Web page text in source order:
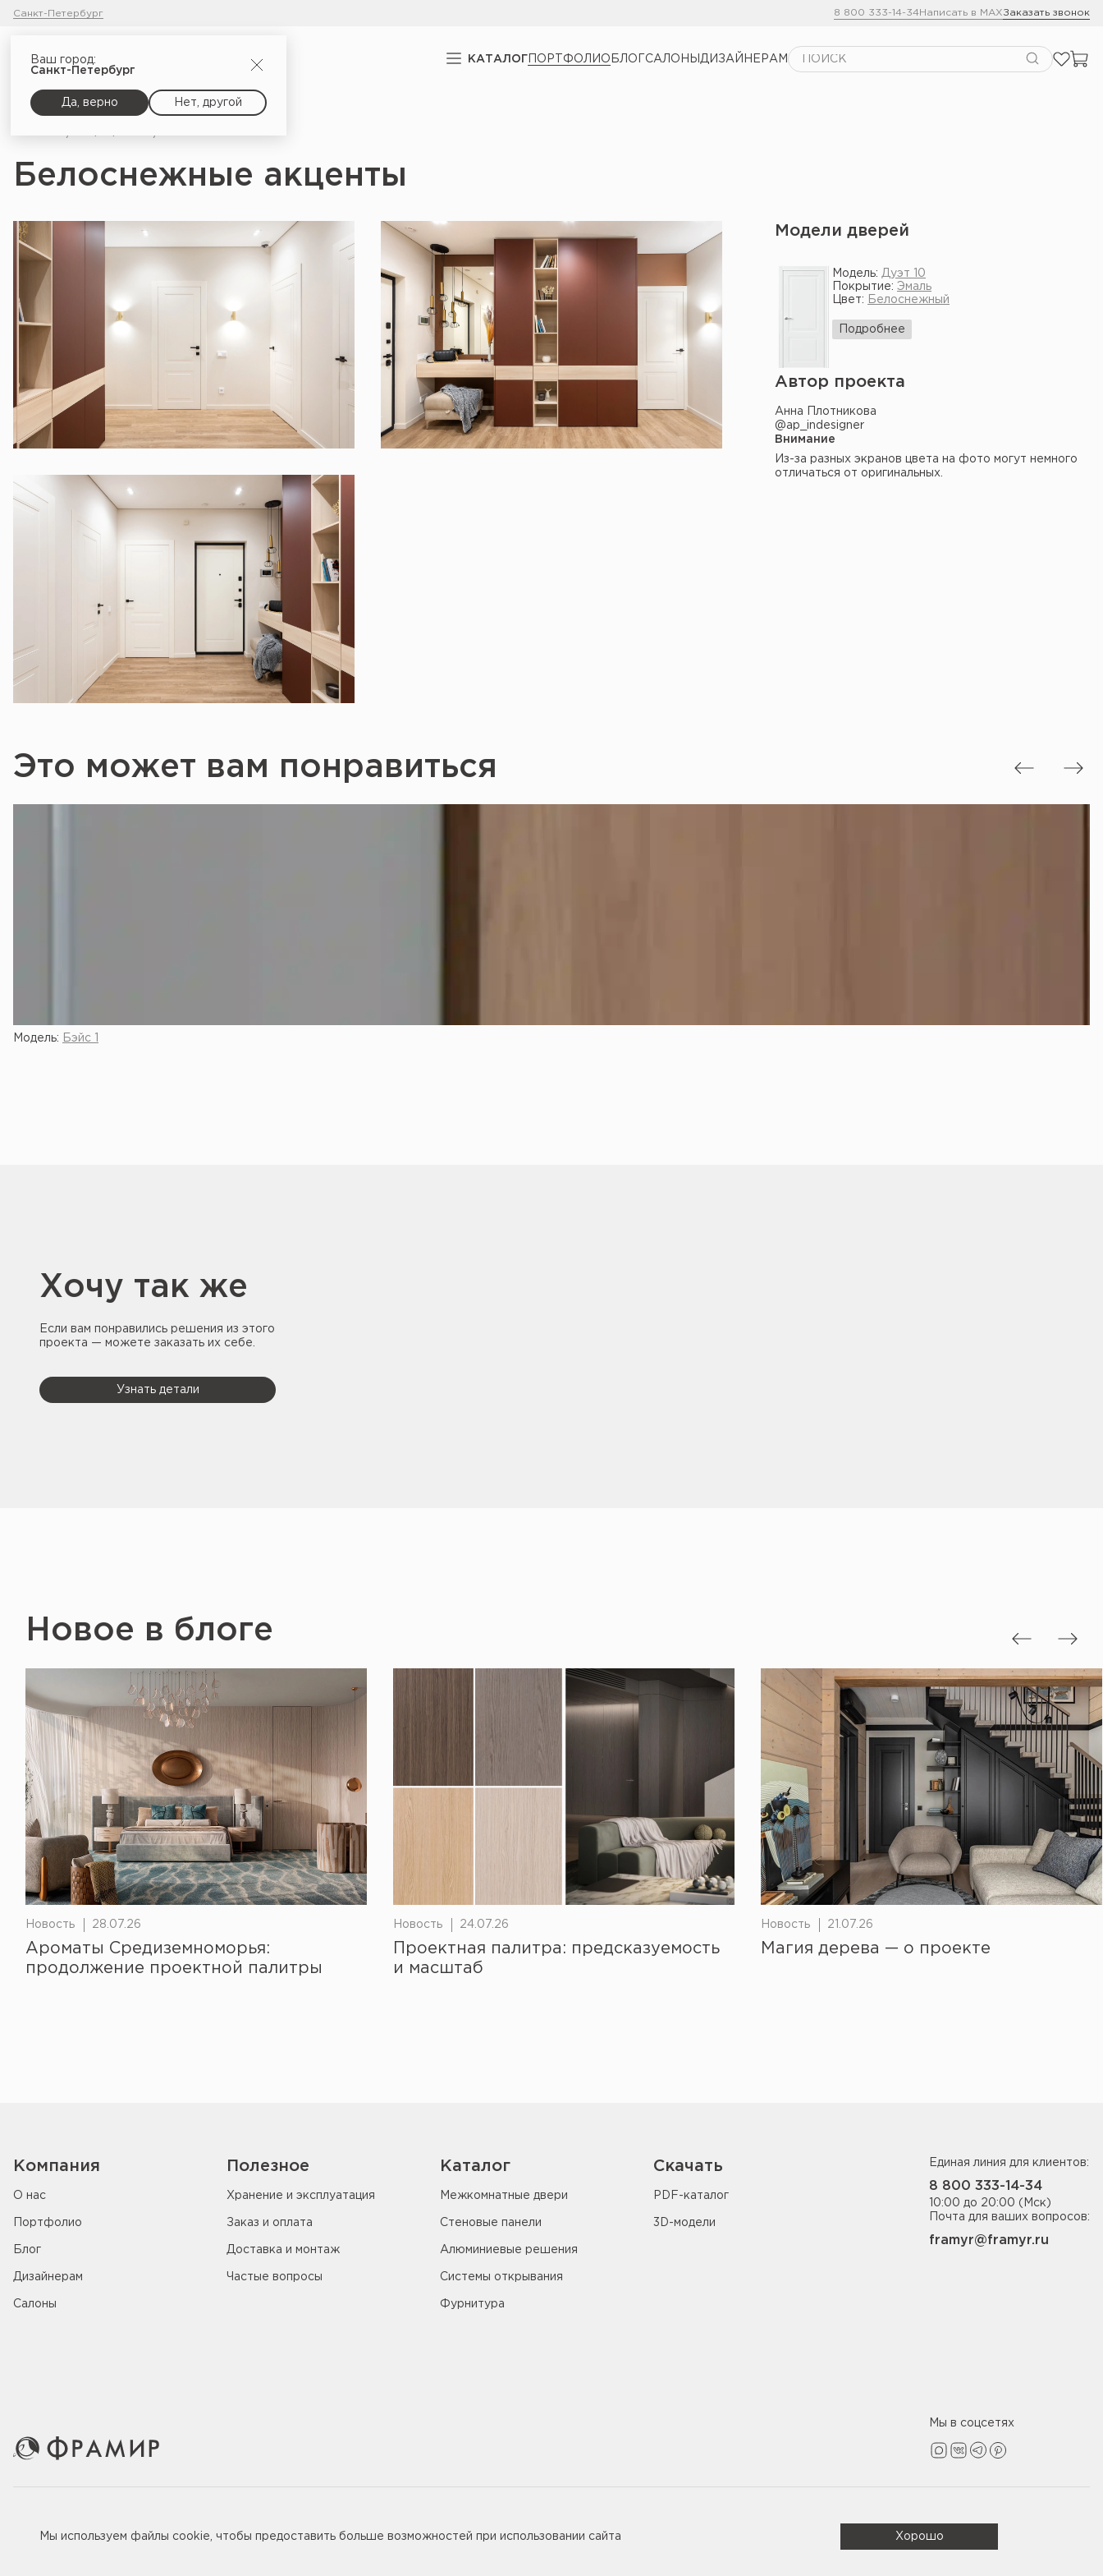
Санкт-Петербург 8 800 333-14-34Написать в MAXЗаказать звонок
КАТАЛОГ ПОРТФОЛИО БЛОГСАЛОНЫ ДИЗАЙНЕРАМ
Ваш город:
Санкт-Петербург
Да, верно Нет, другой
Белоснежные акценты
Модели дверей
Модель: Дуэт 10
Покрытие: Эмаль
Цвет:
Белоснежный
Подробнее
Автор проекта
Анна Плотникова
@ap_indesigner
Внимание
Из-за разных экранов цвета на фото могут немного
отличаться от оригинальных.
Это может вам понравиться
Модель: Бэйс 1
Хочу так же
Если вам понравились решения из этого
проекта — можете заказать их себе.
Узнать детали
Новое в блоге
Новость 28.07.26
Ароматы Средиземноморья:
продолжение проектной палитры
Новость 24.07.26
Проектная палитра: предсказуемость
и масштаб
Новость 21.07.26
Магия дерева — о проекте
Компания
О нас
Портфолио
Блог
Дизайнерам
Салоны
Полезное
Хранение и эксплуатация
Заказ и оплата
Доставка и монтаж
Частые вопросы
Каталог
Межкомнатные двери
Стеновые панели
Алюминиевые решения
Системы открывания
Фурнитура
Скачать
PDF-каталог
3D-модели
Единая линия для клиентов:
8 800 333-14-34
10:00 до 20:00 (Мск)
Почта для ваших вопросов:
framyr@framyr.ru
Мы в соцсетях
Мы используем файлы cookie , чтобы предоставить больше возможностей при использовании сайта Хорошо